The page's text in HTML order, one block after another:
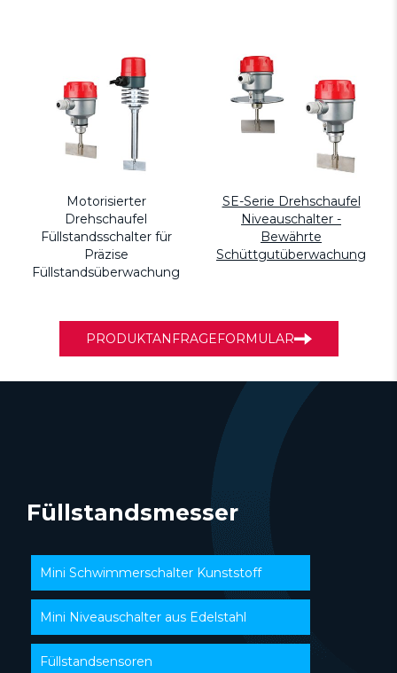
Motorisierter
Drehschaufel
Füllstandsschalter für
Präzise
Füllstandsüberwachung
SE-Serie Drehschaufel
Niveauschalter -
Bewährte
Schüttgutüberwachung
PRODUKTANFRAGEFORMULAR
Füllstandsmesser
Mini Schwimmerschalter Kunststoff
Mini Niveauschalter aus Edelstahl
Füllstandsensoren